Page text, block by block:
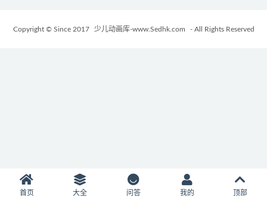
Copyright © Since 2017 少儿动画库-www.Sedhk.com - All Rights Reserved
首页 大全 问答 我的 顶部